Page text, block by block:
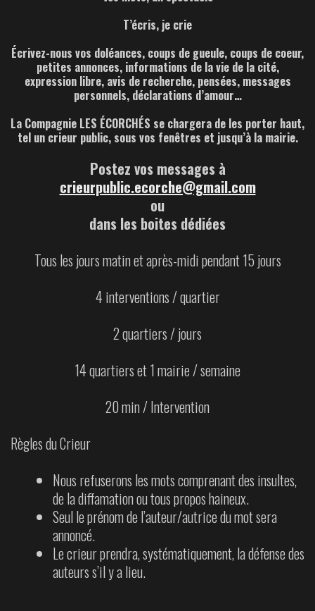
T’écris, je crie
Écrivez-nous vos doléances, coups de gueule, coups de coeur,
petites annonces, informations de la vie de la cité,
expression libre, avis de recherche, pensées, messages
personnels, déclarations d’amour…
La Compagnie LES ÉCORCHÉS se chargera de les porter haut,
tel un crieur public, sous vos fenêtres et jusqu’à la mairie.
Postez vos messages à
crieurpublic.ecorche@gmail.com
ou
dans les boites dédiées
Tous les jours matin et après-midi pendant 15 jours
4 interventions / quartier
2 quartiers / jours
14 quartiers et 1 mairie / semaine
20 min / Intervention
Règles du Crieur
Nous refuserons les mots comprenant des insultes,
de la diffamation ou tous propos haineux.
Seul le prénom de l’auteur/autrice du mot sera
annoncé.
Le crieur prendra, systématiquement, la défense des
auteurs s’il y a lieu.